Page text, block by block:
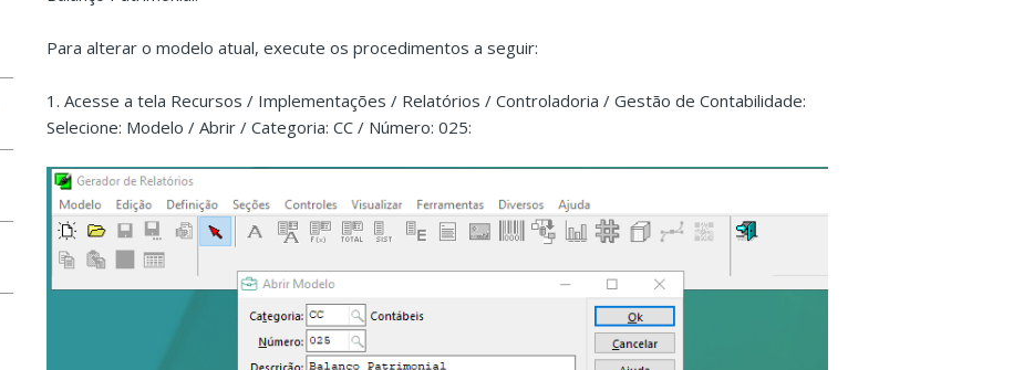
Para alterar o modelo atual, execute os procedimentos a seguir:
1. Acesse a tela Recursos / Implementações / Relatórios / Controladoria / Gestão de Contabilidade:
Selecione: Modelo / Abrir / Categoria: CC / Número: 025: